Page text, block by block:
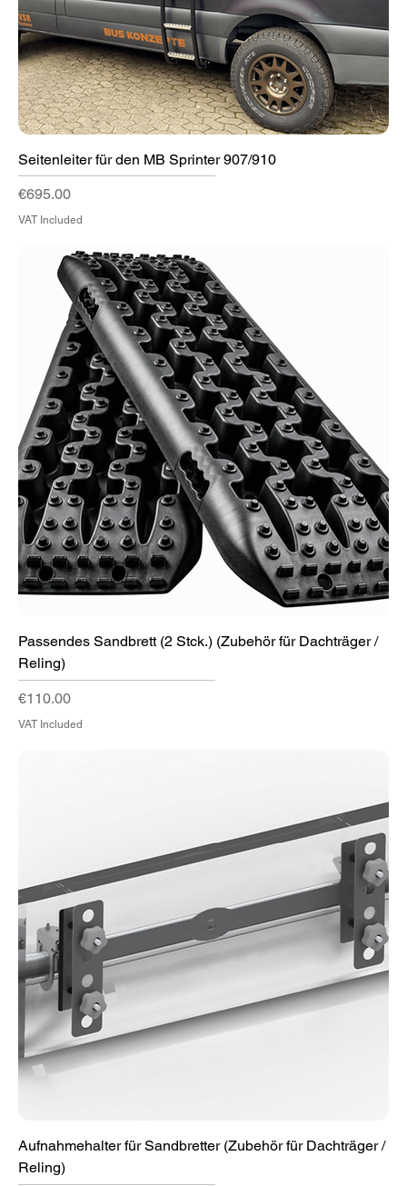
Seitenleiter für den MB Sprinter 907/910
Price
€695.00
VAT Included
Passendes Sandbrett (2 Stck.) (Zubehör für Dachträger /
Reling)
Price
€110.00
VAT Included
Aufnahmehalter für Sandbretter (Zubehör für Dachträger /
Reling)